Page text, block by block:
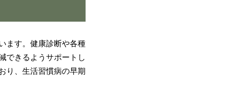
ます。健康診断や各種
できるようサポートし
り、生活習慣病の早期